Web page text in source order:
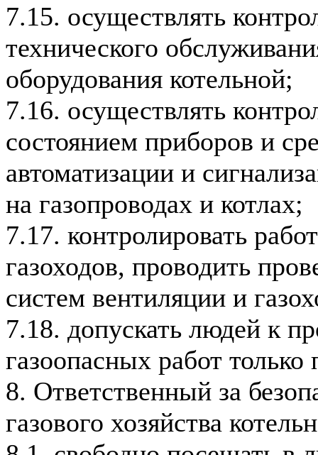
7.15. осуществлять
технического
оборудования котельной;
7.16. осуществлять
состоянием приборов и
автоматизации и
на газопроводах и котлах;
7.17. контролировать
газоходов, проводить
систем вентиляции и
7.18. допускать людей к
газоопасных работ только
8. Ответственный за
газового хозяйства